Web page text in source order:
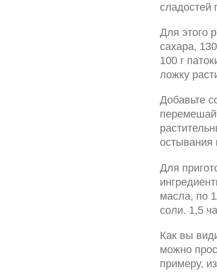
сладостей
Для этого
сахара,
100 г
ложку
Добавьте
остывания
Для
масла, по
соли. 1,5
Как вы
можно
примеру,